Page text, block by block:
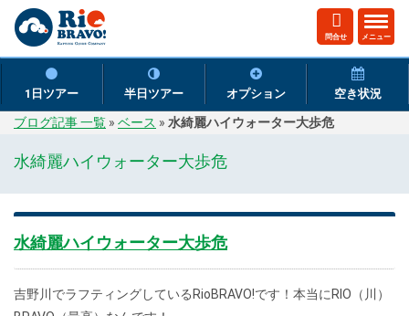
ト
グ
ナ
ビ
メニュー
問合せ
1日ツアー 半日ツアー オプション 空き状況
ブログ記事 一覧 » ベース » 水綺麗ハイウォーター大歩危
水綺麗ハイウォーター大歩危
水綺麗ハイウォーター大歩危
吉野川でラフティングしているRioBRAVO!です！本当にRIO（川）